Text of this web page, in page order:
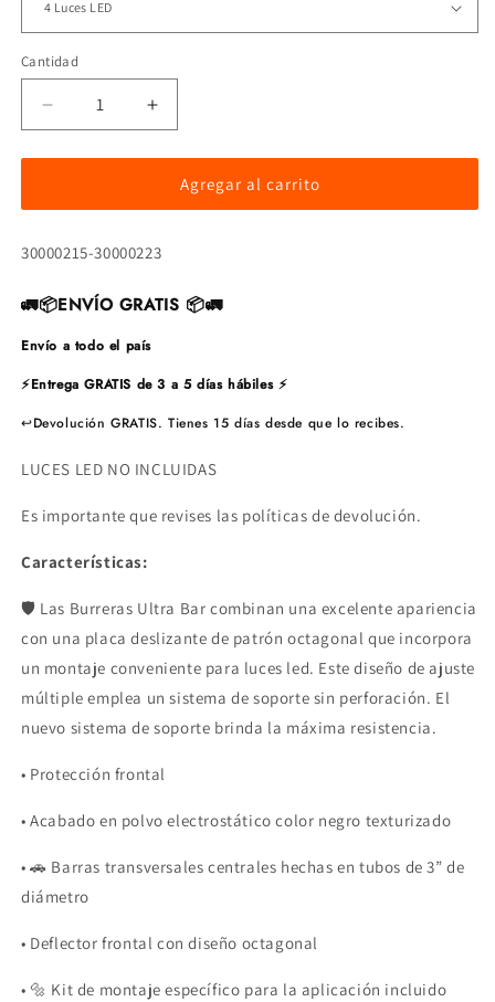
Cantidad
Reducir
cantidad
para
Ultra
4
LED
Aumentar
cantidad
para
Burrera
Ultra
4
LED
Agregar al carrito
SKU:
30000215-30000223
🚛📦ENVÍO GRATIS 📦🚛
Envío a todo el país
⚡Entrega GRATIS de 3 a 5 días hábiles ⚡
↩️Devolución GRATIS. Tienes 15 días desde que lo recibes.
LUCES LED NO INCLUIDAS
Es importante que revises las políticas de devolución.
Características:
🛡️ Las Burreras Ultra Bar combinan una excelente apariencia
con una placa deslizante de patrón octagonal que incorpora
un montaje conveniente para luces led. Este diseño de ajuste
múltiple emplea un sistema de soporte sin perforación. El
nuevo sistema de soporte brinda la máxima resistencia.
• Protección frontal
• Acabado en polvo electrostático color negro texturizado
• 🚗 Barras transversales centrales hechas en tubos de 3” de
diámetro
• Deflector frontal con diseño octagonal
• 🔩 Kit de montaje específico para la aplicación incluido